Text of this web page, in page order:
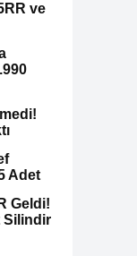
ve
Adet
Geldi!
Silindir